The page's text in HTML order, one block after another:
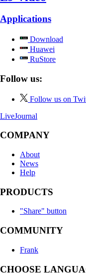
Applications
Download
Huawei
RuStore
Follow us:
Follow us on
LiveJournal
COMPANY
About
News
Help
PRODUCTS
"Share" button
COMMUNITY
Frank
CHOOSE